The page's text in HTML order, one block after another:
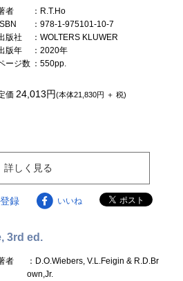
者
：R.T.Ho
ISBN
：978-1-975101-10-7
版社
：WOLTERS KLUWER
版年
：2020年
ージ数 ：550pp.
価24,013円(本体21,830円 ＋ 税)
詳しく見る
録 いいね
3rd ed.
者
：D.O.Wiebers, V.L.Feigin & R.D.Br
own,Jr.